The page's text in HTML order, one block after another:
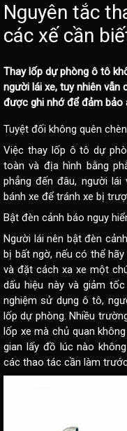
Nguyên tắc
các xế cần
Thay lốp dự phòng ô tô
người lái xe, tuy nhiên vẫn
được ghi nhớ để đảm bảo
Tuyệt đối không quên
Việc thay lốp ô tô dự
toàn và địa hình bằng
phẳng đến đâu, người
bánh xe để tránh xe bị
Bật đèn cảnh báo nguy
Người lái nên bật đèn
bị bất ngờ, nếu có thể
và đặt cách xa xe một
dấu hiệu này và giảm
nghiệm sử dụng ô tô,
lốp dự phòng. Nhiều
lốp xe mà chủ quan
gian lấy đồ lúc nào
các thao tác cần làm